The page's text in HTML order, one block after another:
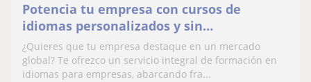
Potencia tu empresa con cursos de
idiomas personalizados y sin
complicaciones
¿Quieres que tu empresa destaque en un mercado
global? Te ofrezco un servicio integral de formación en
idiomas para empresas, abarcando fra...